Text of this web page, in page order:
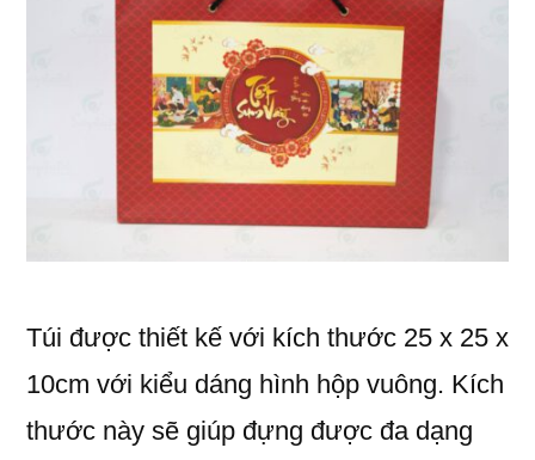
Túi được thiết kế với kích thước 25 x 25 x
10cm với kiểu dáng hình hộp vuông. Kích
thước này sẽ giúp đựng được đa dạng